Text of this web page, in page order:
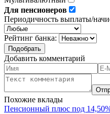
Для пенсионеров
Периодичность выплаты/
Рейтинг банка:
Добавить комментарий
Похожие вклады
Пенсионный плюс под